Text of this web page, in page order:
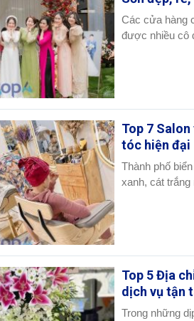
Các cửa hàng
được nhiều cô
Top 7
tóc hiện đại
Thành phố
xanh, cát trắng
Top 5 Địa
dịch vụ tận
Trong những